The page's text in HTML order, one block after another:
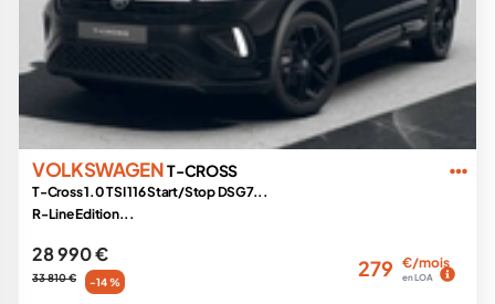
VOLKSWAGENT-CROSS
T-Cross 1.0 TSI 116 Start/Stop DSG7...
R-Line Edition...
28 990 €
33 810 € -14 %
279 €/mois
en LOA